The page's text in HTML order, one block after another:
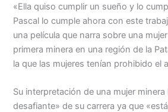
«Ella quiso cumplir un sueño y lo
Pascal lo cumple ahora con este
una película que narra sobre una
primera minera en una región de la
la que las mujeres tenían prohibido el
Su interpretación de una mujer
desafiante» de su carrera ya que